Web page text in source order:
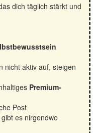
dich täglich stärkt und
nicht aktiv auf, steigen
Premium-
Post
es nirgendwo